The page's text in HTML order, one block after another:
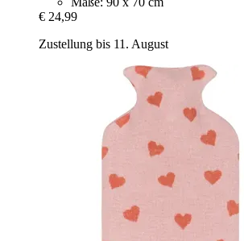
€ 24,99
Zustellung bis 11. August